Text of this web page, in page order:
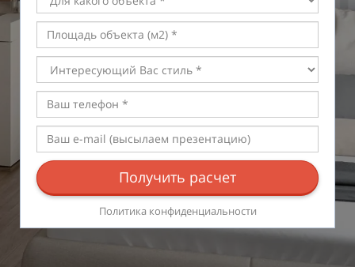
Получить расчет
Политика конфиденциальности